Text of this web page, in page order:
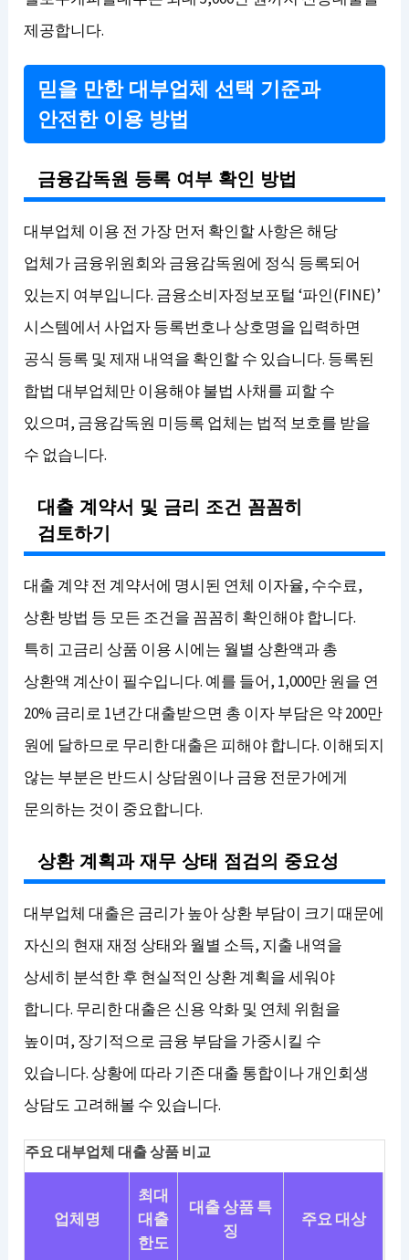
제공합니다.
믿을 만한 대부업체 선택 기준과
안전한 이용 방법
금융감독원 등록 여부 확인 방법
대부업체 이용 전 가장 먼저 확인할 사항은 해당
업체가 금융위원회와 금융감독원에 정식 등록되어
있는지 여부입니다. 금융소비자정보포털 ‘파인(FINE)’
시스템에서 사업자 등록번호나 상호명을 입력하면
공식 등록 및 제재 내역을 확인할 수 있습니다. 등록된
합법 대부업체만 이용해야 불법 사채를 피할 수
있으며, 금융감독원 미등록 업체는 법적 보호를 받을
수 없습니다.
대출 계약서 및 금리 조건 꼼꼼히
검토하기
대출 계약 전 계약서에 명시된 연체 이자율, 수수료,
상환 방법 등 모든 조건을 꼼꼼히 확인해야 합니다.
특히 고금리 상품 이용 시에는 월별 상환액과 총
상환액 계산이 필수입니다. 예를 들어, 1,000만 원을 연
20% 금리로 1년간 대출받으면 총 이자 부담은 약 200만
원에 달하므로 무리한 대출은 피해야 합니다. 이해되지
않는 부분은 반드시 상담원이나 금융 전문가에게
문의하는 것이 중요합니다.
상환 계획과 재무 상태 점검의 중요성
대부업체 대출은 금리가 높아 상환 부담이 크기 때문에
자신의 현재 재정 상태와 월별 소득, 지출 내역을
상세히 분석한 후 현실적인 상환 계획을 세워야
합니다. 무리한 대출은 신용 악화 및 연체 위험을
높이며, 장기적으로 금융 부담을 가중시킬 수
있습니다. 상황에 따라 기존 대출 통합이나 개인회생
상담도 고려해볼 수 있습니다.
주요 대부업체 대출 상품 비교
업체명
최대
대출
한도
대출 상품 특
징
주요 대상